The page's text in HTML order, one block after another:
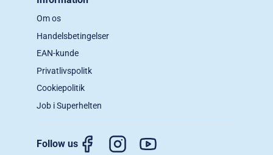
Om os
Handelsbetingelser
EAN-kunde
Privatlivspolitk
Cookiepolitik
Job i Superhelten
Follow us